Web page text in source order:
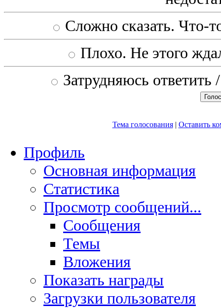
Сложно сказать. Что-
Плохо. Не этого
Затрудняюсь
Тема голосования| Оставить
Профиль
Основная информация
Статистика
Просмотр сообщений...
Сообщения
Темы
Вложения
Показать награды
Загрузки пользователя